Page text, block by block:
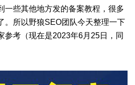
一些其他地方发的备案教程，很多
。所以野狼SEO团队今天整理一下
参考（现在是2023年6月25日，同